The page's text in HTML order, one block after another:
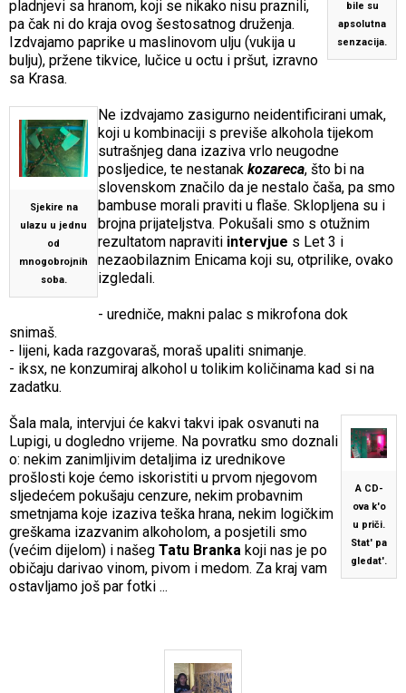
bile su
apsolutna
senzacija.
pladnjevi sa hranom, koji se nikako nisu praznili,
pa čak ni do kraja ovog šestosatnog druženja.
Izdvajamo paprike u maslinovom ulju (vukija u
bulju), pržene tikvice, lučice u octu i pršut, izravno
sa Krasa.
Sjekire na
ulazu u jednu
od
mnogobrojnih
soba.
Ne izdvajamo zasigurno neidentificirani umak,
koji u kombinaciji s previše alkohola tijekom
sutrašnjeg dana izaziva vrlo neugodne
posljedice, te nestanak kozareca, što bi na
slovenskom značilo da je nestalo čaša, pa smo
bambuse morali praviti u flaše. Sklopljena su i
brojna prijateljstva. Pokušali smo s otužnim
rezultatom napraviti intervjue s Let 3 i
nezaobilaznim Enicama koji su, otprilike, ovako
izgledali.
- uredniče, makni palac s mikrofona dok
snimaš.
- lijeni, kada razgovaraš, moraš upaliti snimanje.
- iksx, ne konzumiraj alkohol u tolikim količinama kad si na
zadatku.
A CD-
ova k'o
u priči.
Stat' pa
gledat'.
Šala mala, intervjui će kakvi takvi ipak osvanuti na
Lupigi, u dogledno vrijeme. Na povratku smo doznali
o: nekim zanimljivim detaljima iz urednikove
prošlosti koje ćemo iskoristiti u prvom njegovom
sljedećem pokušaju cenzure, nekim probavnim
smetnjama koje izaziva teška hrana, nekim logičkim
greškama izazvanim alkoholom, a posjetili smo
(većim dijelom) i našeg Tatu Branka koji nas je po
običaju darivao vinom, pivom i medom. Za kraj vam
ostavljamo još par fotki ...